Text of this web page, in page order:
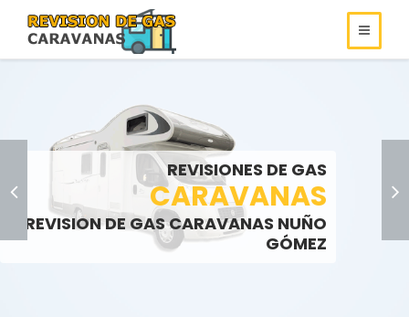
REVISIONES DE GAS
CARAVANAS
REVISION DE GAS CARAVANAS NUÑO
GÓMEZ
>
REVISIONES DE
GAS
AUTOCARAVANAS
LLAMENOS:
REVISIONES DE GAS
ROULOTS
SOMOS ESPECIALISTAS EN
REVISIONES DE GAS
LLAMENOS: